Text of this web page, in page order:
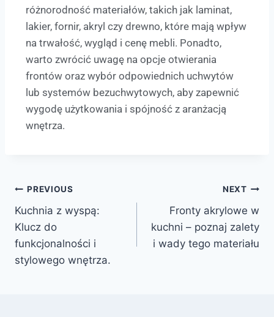
różnorodność materiałów, takich jak laminat,
lakier, fornir, akryl czy drewno, które mają wpływ
na trwałość, wygląd i cenę mebli. Ponadto,
warto zwrócić uwagę na opcje otwierania
frontów oraz wybór odpowiednich uchwytów
lub systemów bezuchwytowych, aby zapewnić
wygodę użytkowania i spójność z aranżacją
wnętrza.
PREVIOUS
Kuchnia z wyspą:
Klucz do
funkcjonalności i
stylowego wnętrza.
NEXT
Fronty akrylowe w
kuchni – poznaj zalety
i wady tego materiału